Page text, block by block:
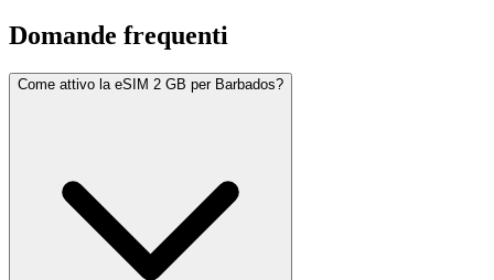
Domande frequenti
Come attivo la eSIM 2 GB per Barbados?